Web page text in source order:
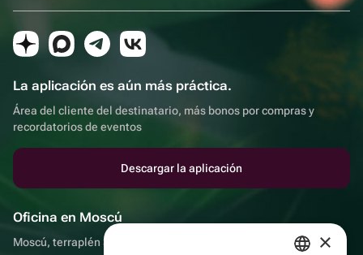
La aplicación es aún más práctica.
Área del cliente del destinatario, más bonos por compras y
recordatorios de eventos
Descargar la aplicación
Oficina en Moscú
Moscú, terraplén Sadovnicheskaya, 9, sala 2/3 ×